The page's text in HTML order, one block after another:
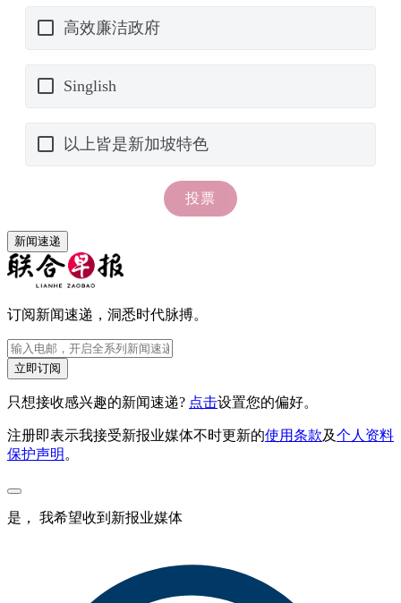
新闻速递
订阅新闻速递，洞悉时代脉搏。
立即订阅
只想接收感兴趣的新闻速递? 点击设置您的偏好。
注册即表示我接受新报业媒体不时更新的使用条款及个人资料
保护声明 。
是， 我希望收到新报业媒体